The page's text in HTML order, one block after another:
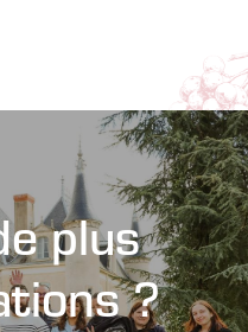
plus
?